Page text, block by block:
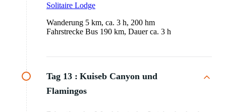
Solitaire Lodge
Wanderung 5 km, ca. 3 h, 200 hm
Fahrstrecke Bus 190 km, Dauer ca. 3 h
Tag 13 : Kuiseb Canyon und
Flamingos